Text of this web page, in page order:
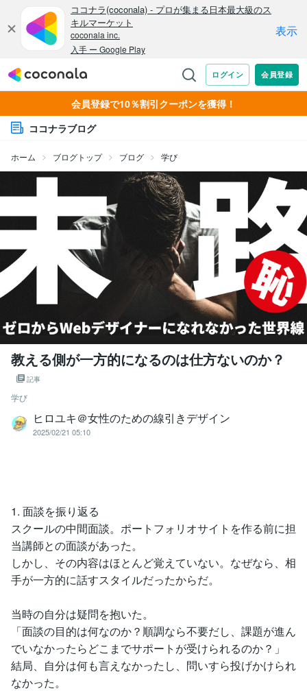
会員登録で10％割引クーポンを獲得！
ココナラブログ
ホーム ブログトップ ブログ 学び
教える側が一方的になるのは仕方ないのか？
記事
学び
ヒロユキ＠女性のための線引きデザイン
2025/02/21 05:10
1. 面談を振り返る
スクールの中間面談。ポートフォリオサイトを作る前に担
当講師との面談があった。
しかし、その内容はほとんど覚えていない。なぜなら、相
手が一方的に話すスタイルだったからだ。
当時の自分は疑問を抱いた。
「面談の目的は何なのか？順調なら不要だし、課題が進ん
でいなかったらどこまでサポートが受けられるのか？」
結局、自分は何も言えなかったし、問いすら投げかけられ
なかった。